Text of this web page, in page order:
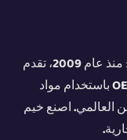
متخصصون في تصميم وتصدير خيم الأسطح منذ عام 2009، تقدم
Sunday Campers حلولًا مخصصة OEM/ODM باستخدام مواد
العالمي. اصنع خيم